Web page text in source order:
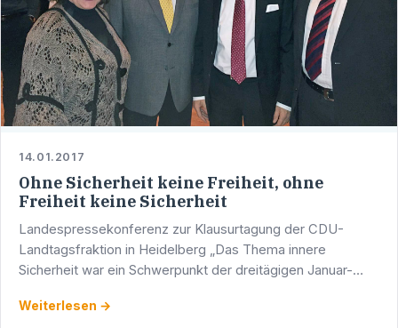
14.01.2017
Ohne Sicherheit keine Freiheit, ohne
Freiheit keine Sicherheit
Landespressekonferenz zur Klausurtagung der CDU-
Landtagsfraktion in Heidelberg „Das Thema innere
Sicherheit war ein Schwerpunkt der dreitägigen Januar-
ist die …
Weiterlesen →